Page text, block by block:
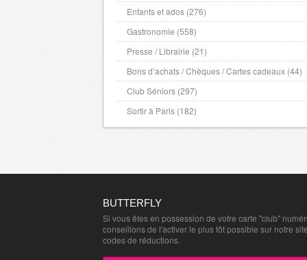
Enfants et ados (276)
Gastronomie (558)
Presse / Librairie (21)
Bons d’achats / Chèques / Cartes cadeaux (44)
Club Séniors (297)
Sortir à Paris (182)
BUTTERFLY
Si vous êtes en possession de votre carte "club"
conseillons de l'activer le plus tôt possible sur notre
codes de réductions.